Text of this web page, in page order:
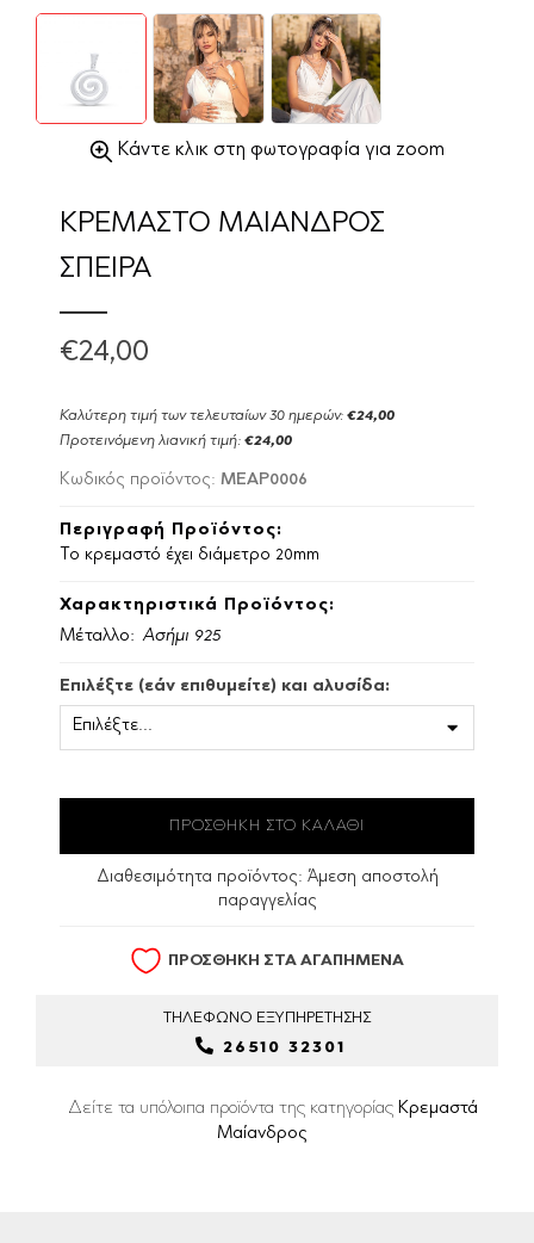
Κάντε κλικ στη φωτογραφία για zoom
ΚΡΕΜΑΣΤΟ ΜΑΙΑΝΔΡΟΣ
ΣΠΕΙΡΑ
€24,00
Καλύτερη τιμή των τελευταίων 30 ημερών: €24,00
Προτεινόμενη λιανική τιμή: €24,00
Κωδικός προϊόντος: MEAP0006
Περιγραφή Προϊόντος:
Το κρεμαστό έχει διάμετρο 20mm
Χαρακτηριστικά Προϊόντος:
Μέταλλο: Ασήμι 925
Επιλέξτε (εάν επιθυμείτε) και αλυσίδα:
Διαθεσιμότητα προϊόντος: Άμεση αποστολή
παραγγελίας
ΠΡΟΣΘΗΚΗ ΣΤΑ ΑΓΑΠΗΜΕΝΑ
ΤΗΛΕΦΩΝΟ ΕΞΥΠΗΡΕΤΗΣΗΣ
26510 32301
Δείτε τα υπόλοιπα προϊόντα της κατηγορίας Κρεμαστά
Μαίανδρος